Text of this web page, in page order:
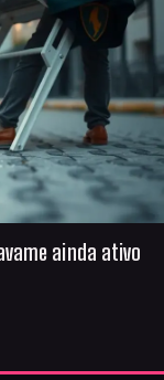
ainda ativo